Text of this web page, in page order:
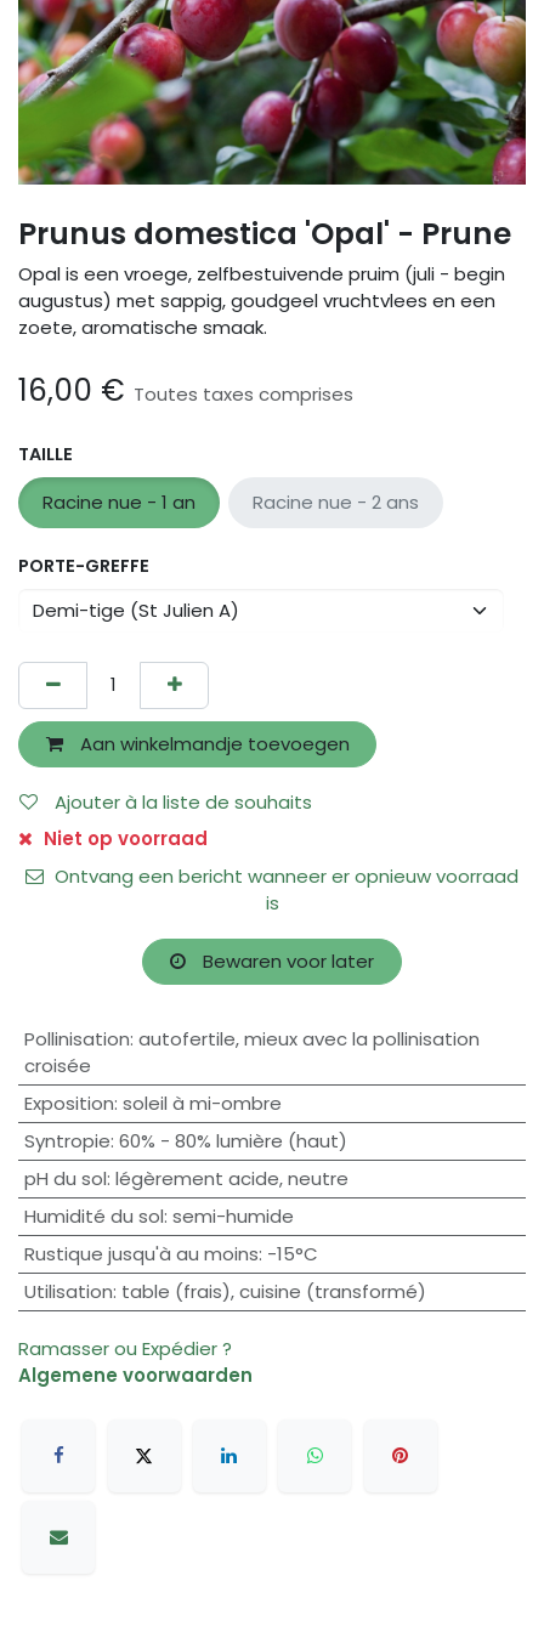
Prunus domestica 'Opal' - Prune
Opal is een vroege, zelfbestuivende pruim (juli - begin
augustus) met sappig, goudgeel vruchtvlees en een
zoete, aromatische smaak.
16,00 € Toutes taxes comprises
TAILLE
Racine nue - 1 an Racine nue - 2 ans
PORTE-GREFFE
Aan winkelmandje toevoegen
Ajouter à la liste de souhaits
Niet op voorraad
Ontvang een bericht wanneer er opnieuw voorraad
is
Bewaren voor later
Pollinisation: autofertile,mieux avec la pollinisation
croisée
Exposition: soleil à mi-ombre
Syntropie: 60% - 80% lumière (haut)
pH du sol: légèrement acide,neutre
Humidité du sol: semi-humide
Rustique jusqu'à au moins: -15°C
Utilisation: table (frais),cuisine (transformé)
Ramasser ou Expédier ?
Algemene voorwaarden